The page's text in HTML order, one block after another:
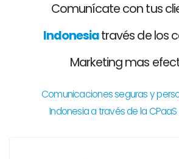
Comunícate con tus
Indonesiatravés de los
Marketing mas
Comunicaciones seguras y
Indonesia a través de la CPaaS